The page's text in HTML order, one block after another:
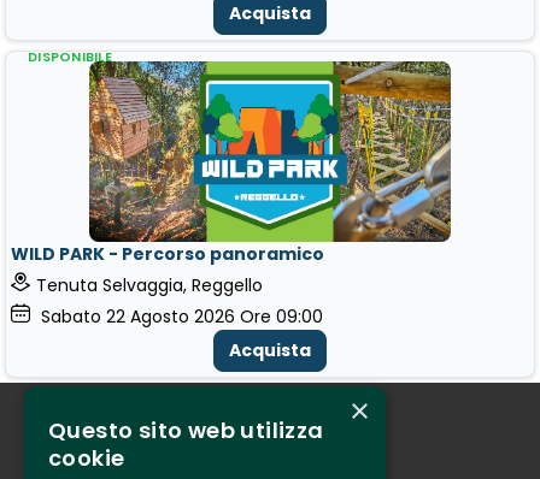
Acquista
WILD PARK - Percorso panoramico
Tenuta Selvaggia, Reggello
Sabato 22 Agosto 2026 Ore 09:00
DISPONIBILE
Acquista
Chi siamo
×
Questo sito web utilizza
cookie